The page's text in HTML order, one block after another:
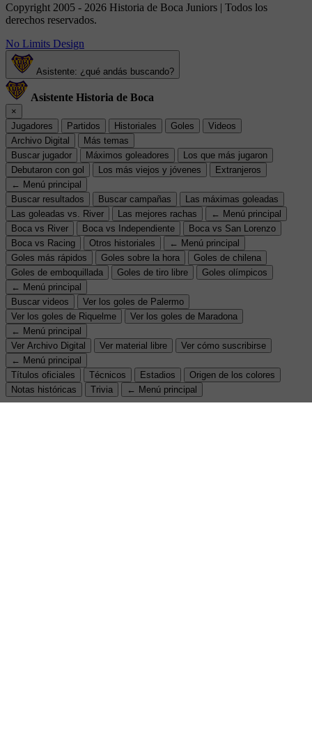
Copyright 2005 - 2026 Historia de Boca Juniors | Todos los
derechos reservados.
No Limits Design
Asistente: ¿qué andás buscando?
Asistente Historia de Boca
×
Jugadores
Partidos Historiales Goles
Videos
Archivo Digital
Más temas
Buscar jugador
Máximos goleadores
Los que más jugaron
Debutaron con gol
Los más viejos y jóvenes
Extranjeros
← Menú principal
Buscar resultados
Buscar campañas
Las máximas goleadas
Las goleadas vs. River
Las mejores rachas
← Menú principal
Boca vs River
Boca vs Independiente
Boca vs San Lorenzo
Boca vs Racing
Otros historiales
← Menú principal
Goles más rápidos
Goles sobre la hora
Goles de chilena
Goles de emboquillada
Goles de tiro libre
Goles olímpicos
← Menú principal
Buscar videos
Ver los goles de Palermo
Ver los goles de Riquelme
Ver los goles de Maradona
← Menú principal
Ver Archivo Digital
Ver material libre
Ver cómo suscribirse
← Menú principal
Títulos oficiales
Técnicos Estadios
Origen de los colores
Notas históricas
Trivia ← Menú principal